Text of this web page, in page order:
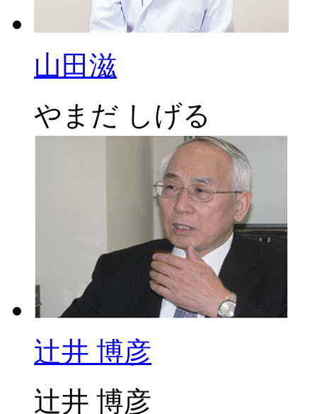
山田滋
やまだ しげる
辻井 博彦
辻井 博彦